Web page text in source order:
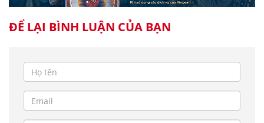
ĐỂ LẠI BÌNH LUẬN CỦA BẠN